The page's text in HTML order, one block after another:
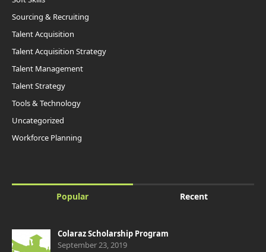
Sourcing & Recruiting
Talent Acquisition
Talent Acquisition Strategy
Talent Management
Talent Strategy
Tools & Technology
Uncategorized
Workforce Planning
Popular Recent
Colaraz Scholarship Program
September 23, 2019